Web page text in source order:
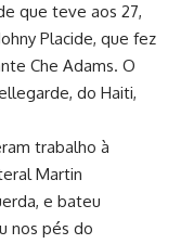
que teve aos 27,
Placide, que fez
Che Adams. O
do Haiti,
trabalho à
Martin
e bateu
nos pés do